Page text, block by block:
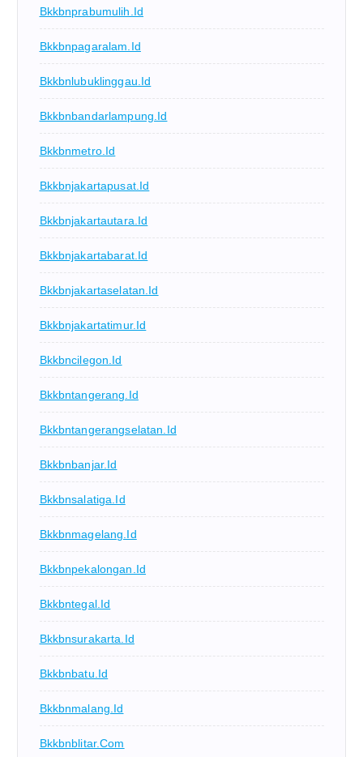
Bkkbnprabumulih.id
Bkkbnpagaralam.id
Bkkbnlubuklinggau.id
Bkkbnbandarlampung.id
Bkkbnmetro.id
Bkkbnjakartapusat.id
Bkkbnjakartautara.id
Bkkbnjakartabarat.id
Bkkbnjakartaselatan.id
Bkkbnjakartatimur.id
Bkkbncilegon.id
Bkkbntangerang.id
Bkkbntangerangselatan.id
Bkkbnbanjar.id
Bkkbnsalatiga.id
Bkkbnmagelang.id
Bkkbnpekalongan.id
Bkkbntegal.id
Bkkbnsurakarta.id
Bkkbnbatu.id
Bkkbnmalang.id
Bkkbnblitar.com